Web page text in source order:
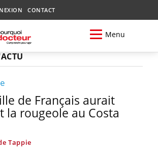
CONTACT
Menu
de Français aurait
la rougeole au Costa
Tappie